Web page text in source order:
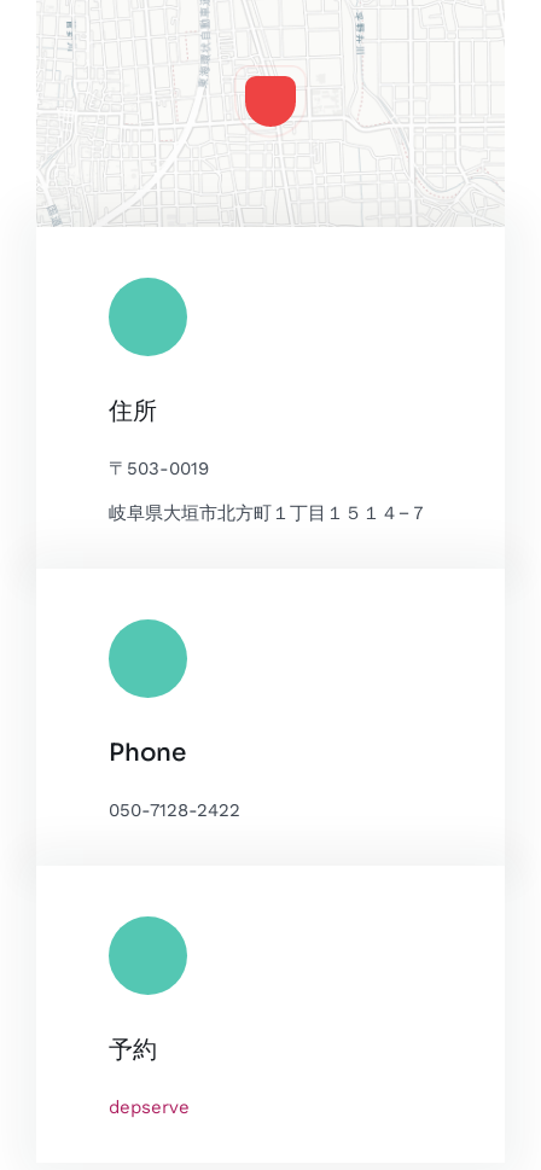
|Map tiles by
OpenStreetMap, under ODbL.
住所
〒503-0019
岐阜県大垣市北方町１丁目１５１４−７
Phone
050-7128-2422
予約
depserve